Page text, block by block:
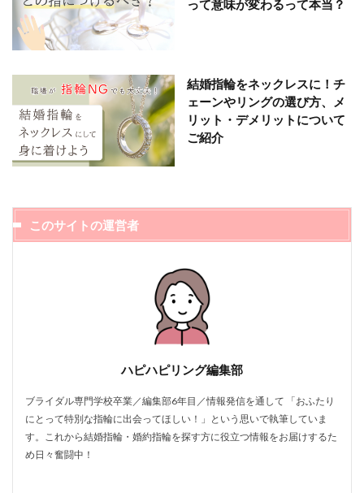
って意味が変わるって本当？
結婚指輪をネックレスに！チ
ェーンやリングの選び方、メ
リット・デメリットについて
ご紹介
このサイトの運営者
ハピハピリング編集部
ブライダル専門学校卒業／編集部6年目／情報発信を通して 「おふたり
にとって特別な指輪に出会ってほしい！」という思いで執筆していま
す。これから結婚指輪・婚約指輪を探す方に役立つ情報をお届けするた
め日々奮闘中！